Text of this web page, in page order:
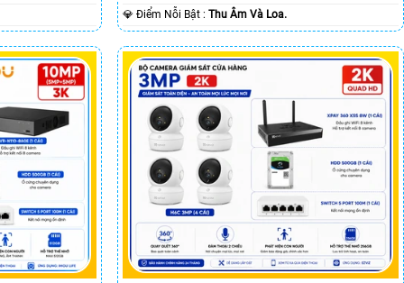
️💎 Điểm Nỗi Bật :Thu Âm Và Loa.